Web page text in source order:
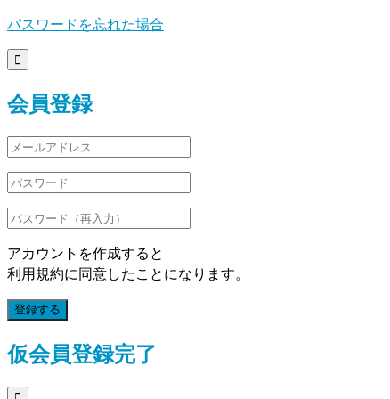
パスワードを忘れた場合

会員登録
アカウントを作成すると
利用規約に同意したことになります。
登録する
仮会員登録完了